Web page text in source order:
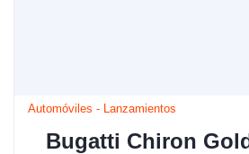
Automóviles - Lanzamientos
Bugatti Chiron